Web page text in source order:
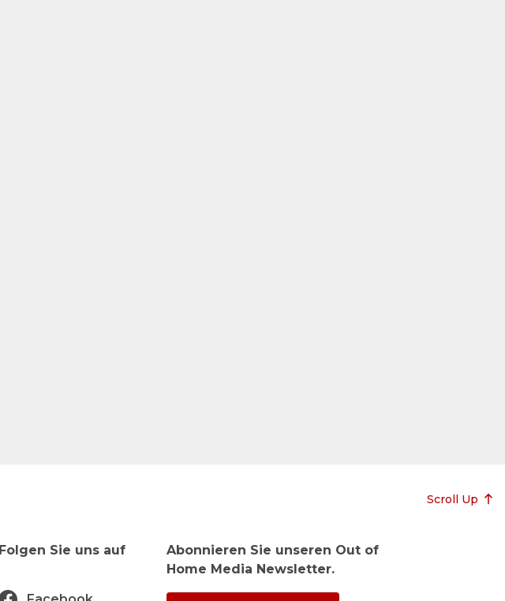
Scroll Up
Folgen Sie uns auf
Abonnieren Sie unseren Out of
Home Media Newsletter.